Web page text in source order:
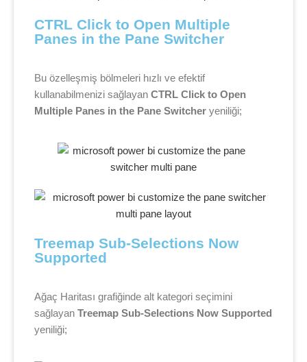
CTRL Click to Open Multiple
Panes in the Pane Switcher
Bu özelleşmiş bölmeleri hızlı ve efektif
kullanabilmenizi sağlayan CTRL Click to Open
Multiple Panes in the Pane Switcher yeniliği;
Treemap Sub-Selections Now
Supported
Ağaç Haritası grafiğinde alt kategori seçimini
sağlayan Treemap Sub-Selections Now Supported
yeniliği;